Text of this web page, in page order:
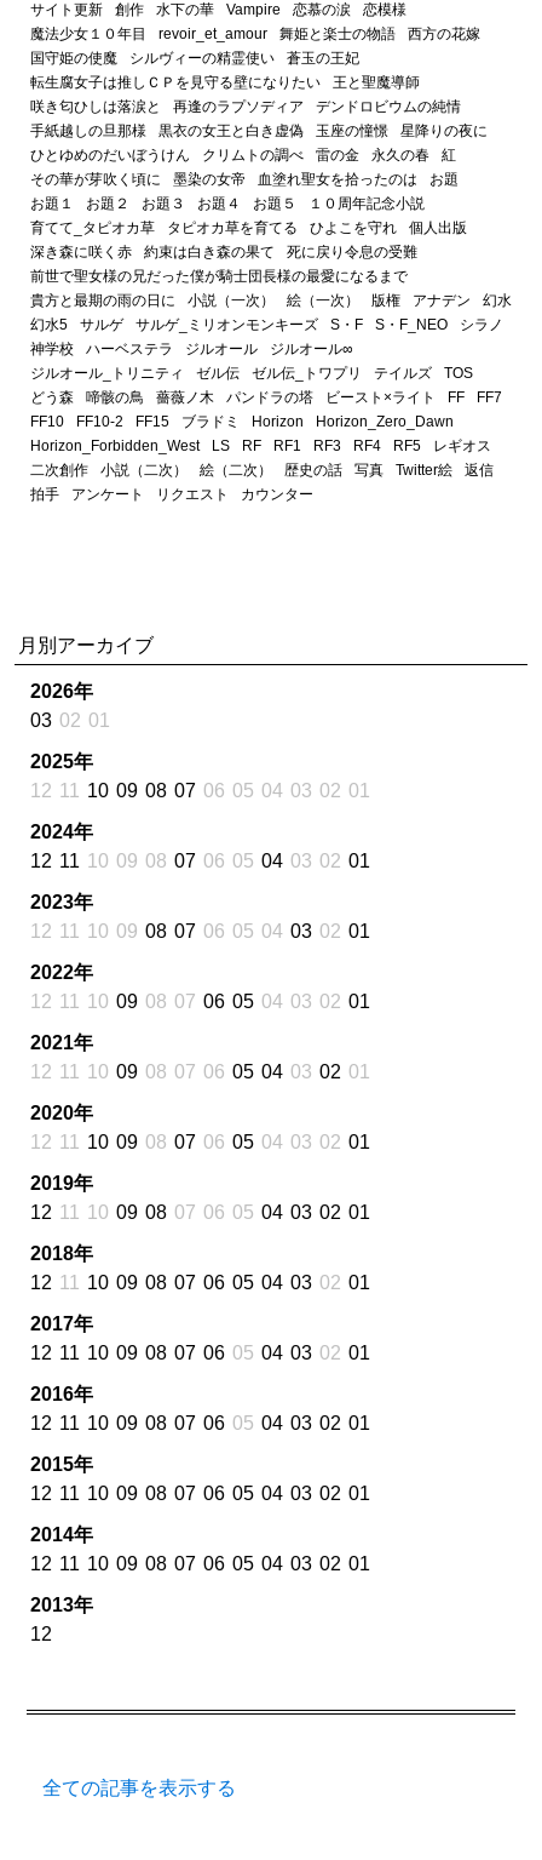
サイト更新 創作 水下の華 Vampire 恋慕の涙
恋模様
魔法少女１０年目
revoir_et_amour 舞姫と楽士の物語
西方の花嫁
国守姫の使魔
シルヴィーの精霊使い
蒼玉の王妃
転生腐女子は推しＣＰを見守る壁になりたい
王と聖魔導師
咲き匂ひしは落涙と
再逢のラプソディア
デンドロビウムの純情
手紙越しの旦那様
黒衣の女王と白き虚偽 玉座の憧憬
星降りの夜に
ひとゆめのだいぼうけん
クリムトの調べ 雷の金 永久の春
紅
その華が芽吹く頃に
墨染の女帝 血塗れ聖女を拾ったのは
お題
お題１
お題２ お題３ お題４ お題５
１０周年記念小説
育てて_タピオカ草
タピオカ草を育てる ひよこを守れ
個人出版
深き森に咲く赤
約束は白き森の果て
死に戻り令息の受難
前世で聖女様の兄だった僕が騎士団長様の最愛になるまで
貴方と最期の雨の日に
小説（一次） 絵（一次） 版権 アナデン
幻水
幻水5
サルゲ サルゲ_ミリオンモンキーズ S・F S・F_NEO
シラノ
神学校
ハーベステラ ジルオール
ジルオール∞
ジルオール_トリニティ
ゼル伝 ゼル伝_トワプリ テイルズ
TOS
どう森
啼骸の鳥 薔薇ノ木 パンドラの塔 ビースト×ライト FF
FF7
FF10
FF10-2 FF15 ブラドミ Horizon
Horizon_Zero_Dawn
Horizon_Forbidden_West
LS RF RF1 RF3 RF4 RF5
レギオス
二次創作
小説（二次） 絵（二次） 歴史の話 写真 Twitter絵
返信
拍手
アンケート リクエスト カウンター
月別アーカイブ
2026年
03 02 01
2025年
12 11 10 09 08 07 06 05 04 03 02 01
2024年
12 11 10 09 08 07 06 05 04 03 02 01
2023年
12 11 10 09 08 07 06 05 04 03 02 01
2022年
12 11 10 09 08 07 06 05 04 03 02 01
2021年
12 11 10 09 08 07 06 05 04 03 02 01
2020年
12 11 10 09 08 07 06 05 04 03 02 01
2019年
12 11 10 09 08 07 06 05 04 03 02 01
2018年
12 11 10 09 08 07 06 05 04 03 02 01
2017年
12 11 10 09 08 07 06 05 04 03 02 01
2016年
12 11 10 09 08 07 06 05 04 03 02 01
2015年
12 11 10 09 08 07 06 05 04 03 02 01
2014年
12 11 10 09 08 07 06 05 04 03 02 01
2013年
12
全ての記事を表示する